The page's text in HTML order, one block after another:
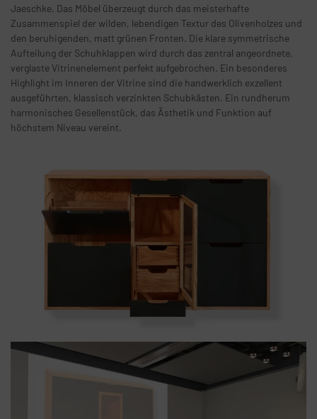
Jaeschke. Das Möbel überzeugt durch das meisterhafte
Zusammenspiel der wilden, lebendigen Textur des Olivenholzes und
den beruhigenden, matt grünen Fronten. Die klare symmetrische
Aufteilung der Schuhklappen wird durch das zentral angeordnete,
verglaste Vitrinenelement perfekt aufgebrochen. Ein besonderes
Highlight im Inneren der Vitrine sind die handwerklich exzellent
ausgeführten, klassisch verzinkten Schubkästen. Ein rundherum
harmonisches Gesellenstück, das Ästhetik und Funktion auf
höchstem Niveau vereint.